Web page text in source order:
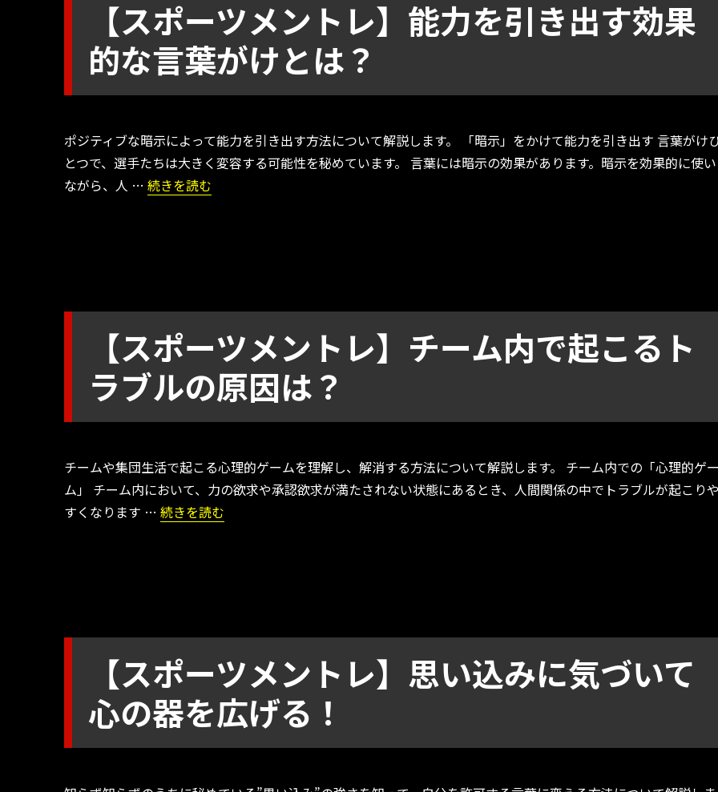
【スポーツメントレ】能力を引き出す効果
的な言葉がけとは？
ポジティブな暗示によって能力を引き出す方法について解説します。 「暗示」をかけて能力を引き出す 言葉がけ
とつで、選手たちは大きく変容する可能性を秘めています。 言葉には暗示の効果があります。暗示を効果的に使い
ながら、人 …“【スポーツメントレ】能力を引き出す効果的な言葉がけとは？” の
続きを読む
【スポーツメントレ】チーム内で起こるト
ラブルの原因は？
チームや集団生活で起こる心理的ゲームを理解し、解消する方法について解説します。 チーム内での「心理的ゲ
ム」 チーム内において、力の欲求や承認欲求が満たされない状態にあるとき、人間関係の中でトラブルが起こり
すくなります …“【スポーツメントレ】チーム内で起こるトラブルの原因は？” の
続きを読む
【スポーツメントレ】思い込みに気づいて
心の器を広げる！